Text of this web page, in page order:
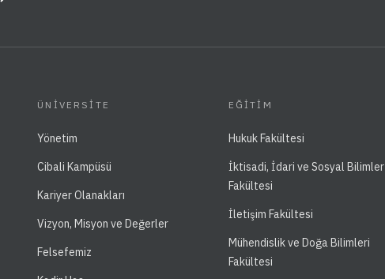
ÜNIVERSITE
Yönetim
Cibali Kampüsü
Kariyer Olanakları
Vizyon, Misyon ve Değerler
Felsefemiz
EĞITIM
Hukuk Fakültesi
İktisadi, İdari ve Sosyal Bilimler
Fakültesi
İletişim Fakültesi
Mühendislik ve Doğa Bilimleri
Fakültesi